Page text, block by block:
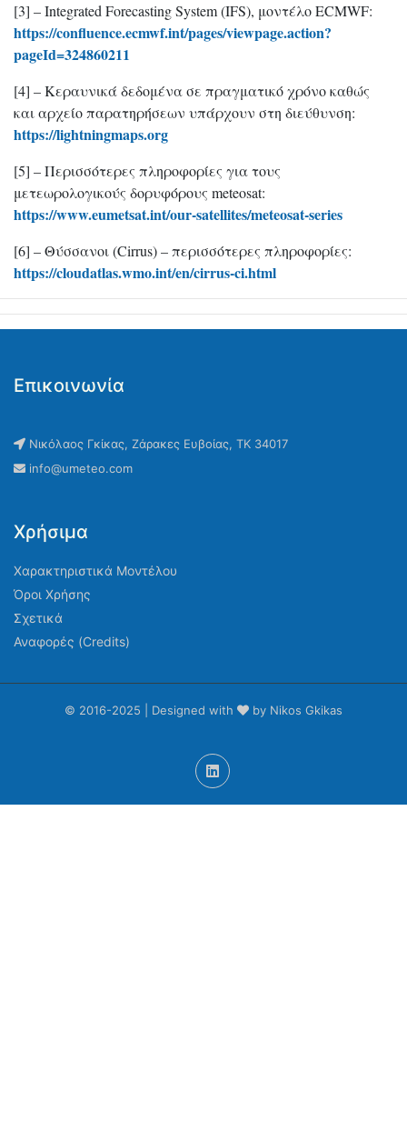
[3] – Integrated Forecasting System (IFS), μοντέλο ECMWF:
https://confluence.ecmwf.int/pages/viewpage.action?
pageId=324860211
[4] – Κεραυνικά δεδομένα σε πραγματικό χρόνο καθώς
και αρχείο παρατηρήσεων υπάρχουν στη διεύθυνση:
https://lightningmaps.org
[5] – Περισσότερες πληροφορίες για τους
μετεωρολογικούς δορυφόρους meteosat:
https://www.eumetsat.int/our-satellites/meteosat-series
[6] – Θύσσανοι (Cirrus) – περισσότερες πληροφορίες:
https://cloudatlas.wmo.int/en/cirrus-ci.html
Επικοινωνία
Νικόλαος Γκίκας, Ζάρακες Ευβοίας, ΤΚ 34017
info@umeteo.com
Χρήσιμα
Χαρακτηριστικά Μοντέλου
Όροι Χρήσης
Σχετικά
Αναφορές (Credits)
© 2016-2025 | Designed with by Nikos Gkikas